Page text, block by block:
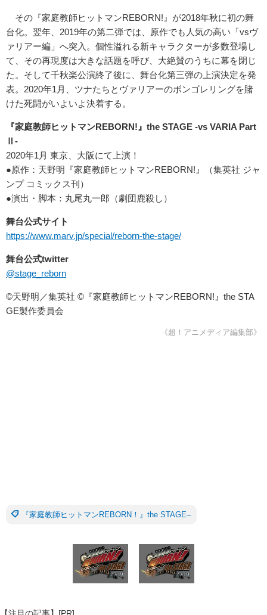
その『家庭教師ヒットマンREBORN!』が2018年秋に初の舞
台化。翌年、2019年の第二弾では、原作でも人気の高い「vsヴ
ァリアー編」へ突入。個性溢れる新キャラクターが多数登場し
て、その再現度は大きな話題を呼び、大絶賛のうちに幕を閉じ
た。そして千秋楽公演終了後に、舞台化第三弾の上演決定を発
表。2020年1月、ツナたちとヴァリアーのボンゴレリングを賭
けた死闘がいよいよ決着する。
『家庭教師ヒットマンREBORN!』the STAGE -vs VARIA Part
Ⅱ-
2020年1月 東京、大阪にて上演！
●原作：天野明『家庭教師ヒットマンREBORN!』（集英社 ジャ
ンプ コミックス刊）
●演出・脚本：丸尾丸一郎（劇団鹿殺し）
舞台公式サイト
https://www.marv.jp/special/reborn-the-stage/
舞台公式twitter
@stage_reborn
©天野明／集英社 ©『家庭教師ヒットマンREBORN!』the STA
GE製作委員会
《超！アニメディア編集部》
『家庭教師ヒットマンREBORN！』the STAGE–